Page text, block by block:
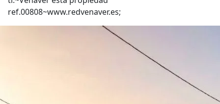
ref.00808~www.redvenaver.es;